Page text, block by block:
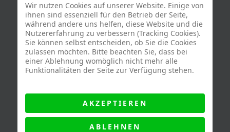
Wir nutzen Cookies auf unserer Website. Einige von
ihnen sind essenziell für den Betrieb der Seite,
während andere uns helfen, diese Website und die
Nutzererfahrung zu verbessern (Tracking Cookies).
Sie können selbst entscheiden, ob Sie die Cookies
zulassen möchten. Bitte beachten Sie, dass bei
einer Ablehnung womöglich nicht mehr alle
Funktionalitäten der Seite zur Verfügung stehen.
AKZEPTIEREN
ABLEHNEN